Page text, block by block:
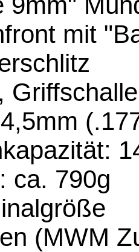
mit
ca. 790g
(MWM